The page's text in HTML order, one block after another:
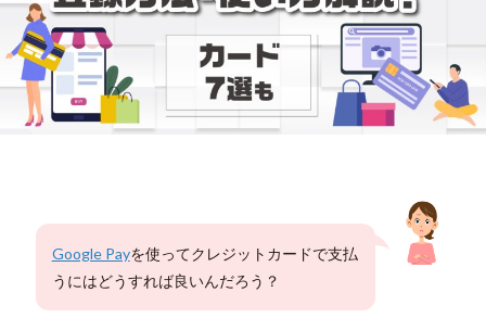
Google Payを使ってクレジットカードで支払
うにはどうすれば良いんだろう？